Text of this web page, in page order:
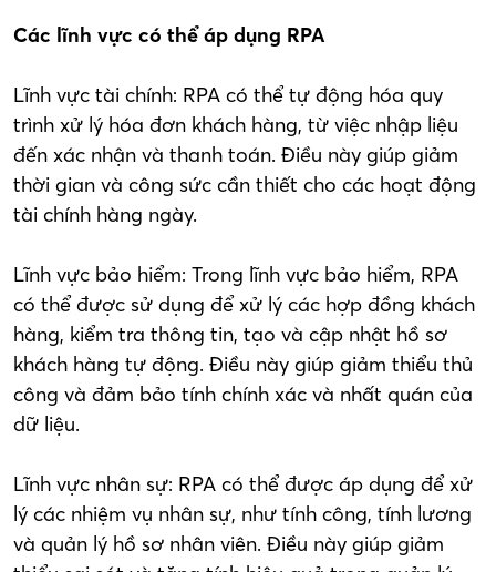
Các lĩnh vực có thể áp dụng RPA
Lĩnh vực tài chính: RPA có thể tự động hóa quy
trình xử lý hóa đơn khách hàng, từ việc nhập liệu
đến xác nhận và thanh toán. Điều này giúp giảm
thời gian và công sức cần thiết cho các hoạt động
tài chính hàng ngày.
Lĩnh vực bảo hiểm: Trong lĩnh vực bảo hiểm, RPA
có thể được sử dụng để xử lý các hợp đồng khách
hàng, kiểm tra thông tin, tạo và cập nhật hồ sơ
khách hàng tự động. Điều này giúp giảm thiểu thủ
công và đảm bảo tính chính xác và nhất quán của
dữ liệu.
Lĩnh vực nhân sự: RPA có thể được áp dụng để xử
lý các nhiệm vụ nhân sự, như tính công, tính lương
và quản lý hồ sơ nhân viên. Điều này giúp giảm